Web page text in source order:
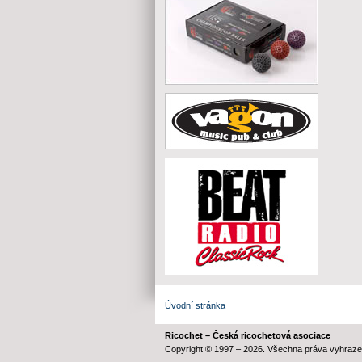
Úvodní stránka
Ricochet – Česká ricochetová asociace
Copyright © 1997 – 2026. Všechna práva